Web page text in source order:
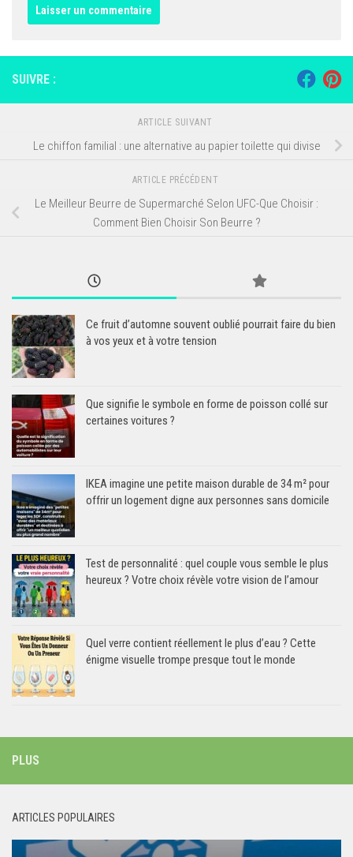
SUIVRE :
ARTICLE SUIVANT
Le chiffon familial : une alternative au papier toilette qui divise
ARTICLE PRÉCÉDENT
Le Meilleur Beurre de Supermarché Selon UFC-Que Choisir :
Comment Bien Choisir Son Beurre ?
Ce fruit d’automne souvent oublié pourrait faire du bien
à vos yeux et à votre tension
Que signifie le symbole en forme de poisson collé sur
certaines voitures ?
IKEA imagine une petite maison durable de 34 m² pour
offrir un logement digne aux personnes sans domicile
Test de personnalité : quel couple vous semble le plus
heureux ? Votre choix révèle votre vision de l’amour
Quel verre contient réellement le plus d’eau ? Cette
énigme visuelle trompe presque tout le monde
PLUS
ARTICLES POPULAIRES